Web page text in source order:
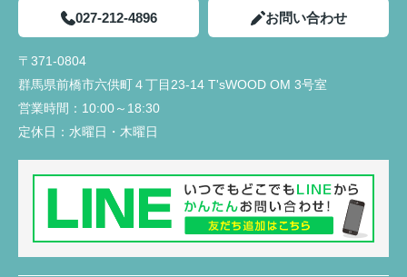
私達にわかりやすく説明していただき、手間のかか
ることを進んでしていただきありがたかったです。
ていただき、私達では気がつかなった不備の点を見
つけていただき丁寧さと親身になって対応していた
だいていると感じました。
ても良かったと思います。
夫婦共々とても信頼しております★
027-212-4896 お問い合わせ
〒371-0804
群馬県前橋市六供町４丁目23‐14 T'sWOOD OM 3号室
営業時間： 10:00～18:30
定休日： 水曜日・木曜日